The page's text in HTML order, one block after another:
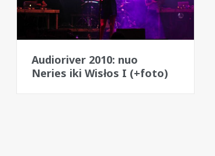
Audioriver 2010: nuo
Neries iki Wisłos I (+foto)